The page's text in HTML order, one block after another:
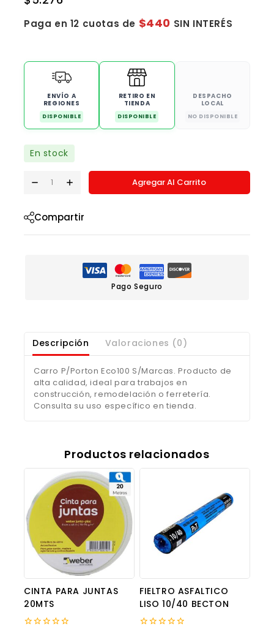
Paga en 12 cuotas de $440 SIN INTERÉS
ENVÍO A
REGIONES
DISPONIBLE
RETIRO EN
TIENDA
DISPONIBLE
DESPACHO
LOCAL
NO DISPONIBLE
En stock
Agregar Al Carrito
Compartir
Pago Seguro
Descripción Valoraciones (0)
Carro P/Porton Eco100 S/Marcas. Producto de
alta calidad, ideal para trabajos en
construcción, remodelación o ferretería.
Consulta su uso específico en tienda.
Productos relacionados
CINTA PARA JUNTAS
20MTS
FIELTRO ASFALTICO
LISO 10/40 BECTON